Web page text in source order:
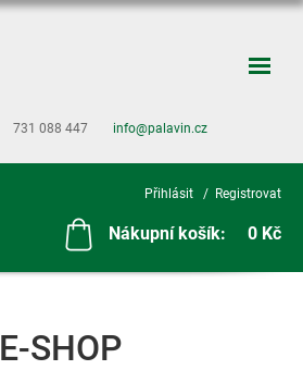
731 088 447 info@palavin.cz
Přihlásit Registrovat
Nákupní košík: 0 Kč
E-SHOP